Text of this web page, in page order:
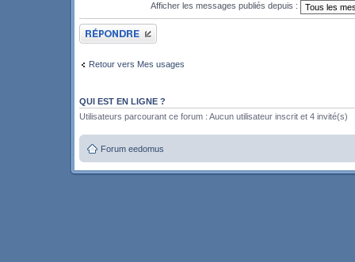
Afficher les messages publiés depuis :
Publier une réponse
Retour vers Mes usages
QUI EST EN LIGNE ?
Utilisateurs parcourant ce forum : Aucun utilisateur inscrit et 4 invité(s)
Forum eedomus